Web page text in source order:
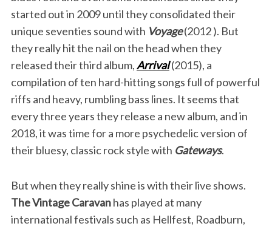
started out in 2009 until they consolidated their
unique seventies sound with Voyage(2012 ). But
they really hit the nail on the head when they
released their third album,Arrival(2015), a
compilation of ten hard-hitting songs full of powerful
riffs and heavy, rumbling bass lines. It seems that
every three years they release a new album, and in
2018, it was time for a more psychedelic version of
their bluesy, classic rock style with Gateways.
But when they really shine is with their live shows.
The Vintage Caravanhas played at many
international festivals such as Hellfest, Roadburn,